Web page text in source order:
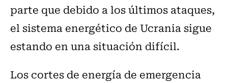
parte que debido a los últimos ataques,
el sistema energético de Ucrania sigue
estando en una situación difícil.
Los cortes de energía de emergencia